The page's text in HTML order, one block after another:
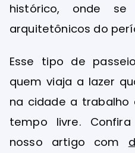
histórico, onde se
arquitetônicos do
Esse tipo de
quem viaja a lazer
na cidade a trabalho
tempo livre.
nosso artigo com